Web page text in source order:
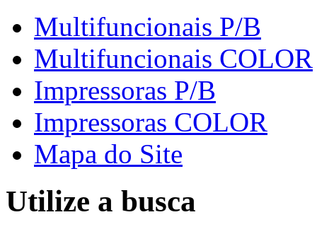
Multifuncionais P/B
Multifuncionais COLOR
Impressoras P/B
Impressoras COLOR
Mapa do Site
Utilize a busca